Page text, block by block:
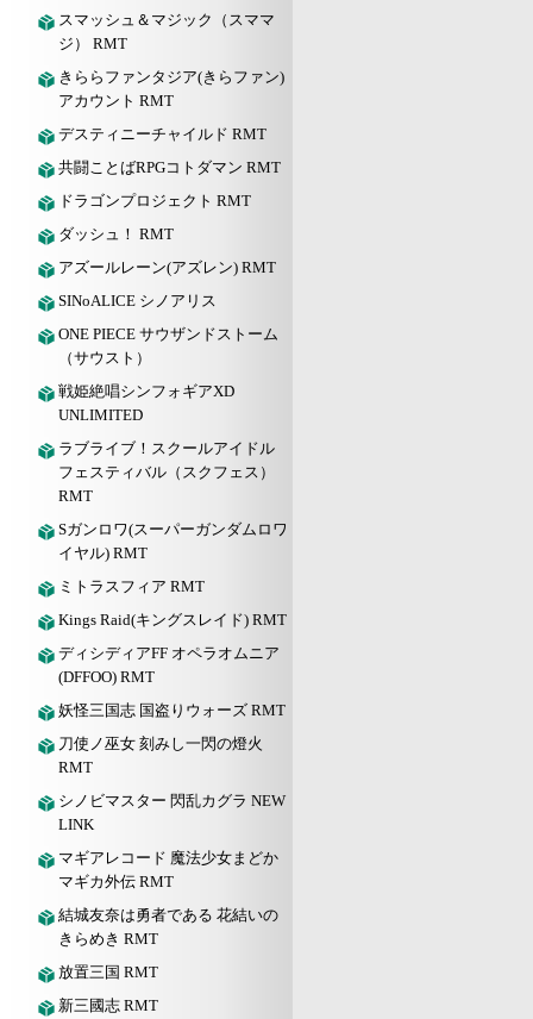
スマッシュ＆マジック（スママ
ジ） RMT
きららファンタジア(きらファン)
アカウント RMT
デスティニーチャイルド RMT
共闘ことばRPGコトダマン RMT
ドラゴンプロジェクト RMT
ダッシュ！ RMT
アズールレーン(アズレン) RMT
SINoALICE シノアリス
ONE PIECE サウザンドストーム
（サウスト）
戦姫絶唱シンフォギアXD
UNLIMITED
ラブライブ！スクールアイドル
フェスティバル（スクフェス）
RMT
Sガンロワ(スーパーガンダムロワ
イヤル) RMT
ミトラスフィア RMT
Kings Raid(キングスレイド) RMT
ディシディアFF オペラオムニア
(DFFOO) RMT
妖怪三国志 国盗りウォーズ RMT
刀使ノ巫女 刻みし一閃の燈火
RMT
シノビマスター 閃乱カグラ NEW
LINK
マギアレコード 魔法少女まどか
マギカ外伝 RMT
結城友奈は勇者である 花結いの
きらめき RMT
放置三国 RMT
新三國志 RMT